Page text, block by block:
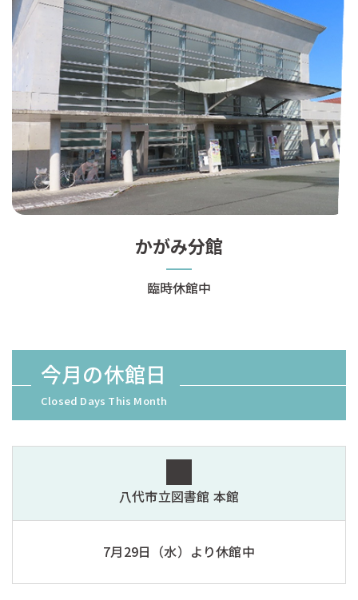
かがみ分館
臨時休館中
今月の休館日
Closed Days This Month
八代市立図書館 本館
7月29日（水）より休館中